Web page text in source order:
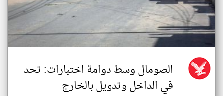
الصومال وسط دوامة اختبارات: تحد
في الداخل وتدويل بالخارج